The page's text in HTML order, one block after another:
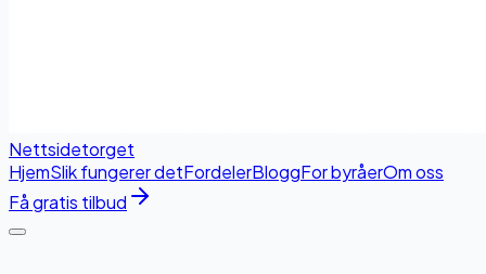
Nettsidetorget
HjemSlik fungerer detFordelerBloggFor byråerOm oss
Få gratis tilbud